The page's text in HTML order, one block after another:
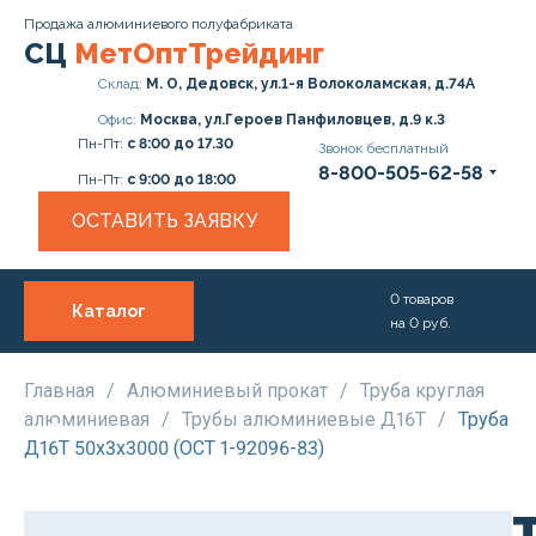
Продажа алюминиевого полуфабриката
СЦ МетОптТрейдинг
Склад: М. О, Дедовск, ул.1-я Волоколамская, д.74А
Офис: Москва, ул.Героев Панфиловцев, д.9 к.3
Пн-Пт: с 8:00 до 17.30
Пн-Пт: с 9:00 до 18:00
Звонок бесплатный
8-800-505-62-58
ОСТАВИТЬ ЗАЯВКУ
Каталог
Прайс
0 товаров
на 0 руб.
Главная / Алюминиевый прокат / Труба круглая
алюминиевая / Трубы алюминиевые Д16Т / Труба
Д16Т 50х3х3000 (ОСТ 1-92096-83)